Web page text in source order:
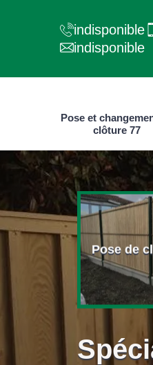
indisponible
indisponible
Pose et
clôture 77
et
de
Pose de